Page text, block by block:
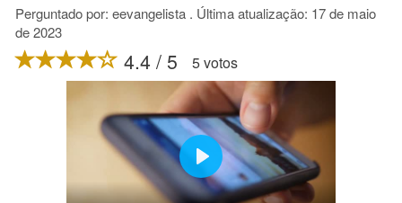
Perguntado por: eevangelista . Última atualização: 17 de maio
de 2023
4.4 / 5 5 votos
Play